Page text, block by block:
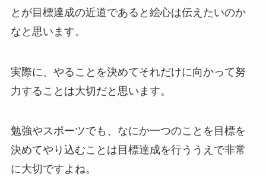
とが目標達成の近道であると絵心は伝えたいのか
なと思います。
実際に、やることを決めてそれだけに向かって努
力することは大切だと思います。
勉強やスポーツでも、なにか一つのことを目標を
決めてやり込むことは目標達成を行ううえで非常
に大切ですよね。